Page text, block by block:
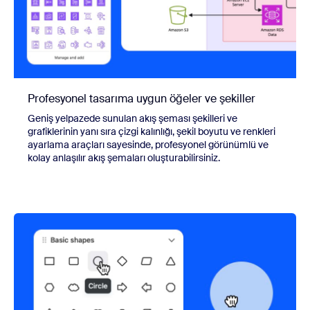
Profesyonel tasarıma uygun öğeler ve şekiller
Geniş yelpazede sunulan akış şeması şekilleri ve
grafiklerinin yanı sıra çizgi kalınlığı, şekil boyutu ve renkleri
ayarlama araçları sayesinde, profesyonel görünümlü ve
kolay anlaşılır akış şemaları oluşturabilirsiniz.